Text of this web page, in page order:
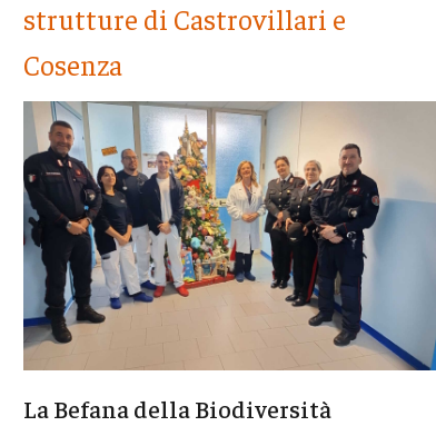
strutture di Castrovillari e
Cosenza
La Befana della Biodiversità